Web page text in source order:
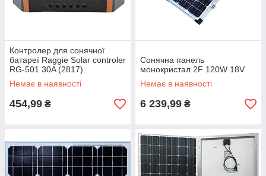
Контролер для сонячної
батареї Raggie Solar controler
RG-501 30A (2817)
Немає в наявності
454,99 ₴
Сонячна панель
монокристал 2F 120W 18V
Немає в наявності
6 239,99 ₴